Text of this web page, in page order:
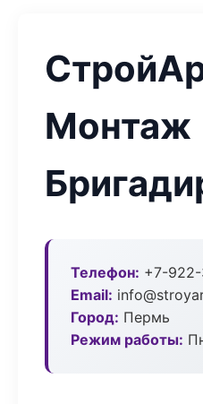
Монтаж
Телефон: +7-922-
Email:
Город: Пермь
Режим работы: